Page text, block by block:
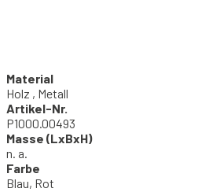
Material
Holz , Metall
Artikel-Nr.
P1000.00493
Masse (LxBxH)
n. a.
Farbe
Blau, Rot